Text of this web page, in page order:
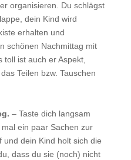
organisieren. Du schlägst
dein Kind wird
erhalten und
schönen Nachmittag mit
toll ist auch er Aspekt,
Teilen bzw. Tauschen
– Taste dich langsam
ein paar Sachen zur
und dein Kind holt sich die
dass du sie (noch) nicht